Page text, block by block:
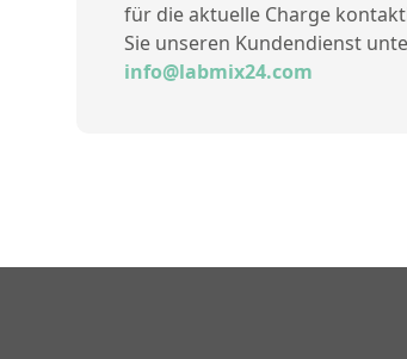
für die aktuelle Charge
Sie unseren Kundendienst
info@labmix24.com